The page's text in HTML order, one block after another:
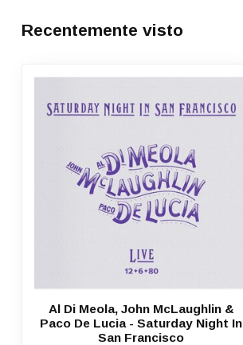
Recentemente visto
Al Di Meola, John McLaughlin &
Paco De Lucia - Saturday Night In
San Francisco